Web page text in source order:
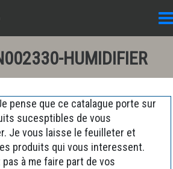
HUMIDIFIER
pense que ce catalague porte sur
sucesptibles de vous
Je vous laisse le feuilleter et
produits qui vous interessent.
à me faire part de vos